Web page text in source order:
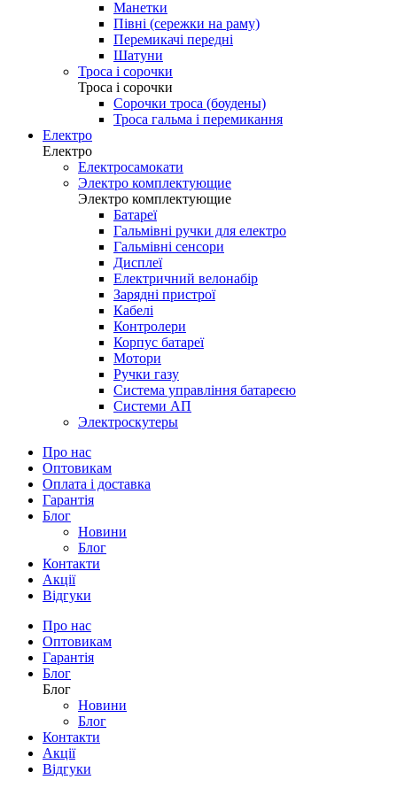
Манетки
Півні (сережки на раму)
Перемикачі передні
Шатуни
Троса і сорочки
Троса і сорочки
Сорочки троса (боудены)
Троса гальма і перемикання
Електро
Електро
Електросамокати
Электро комплектующие
Электро комплектующие
Батареї
Гальмівні ручки для електро
Гальмівні сенсори
Дисплеї
Електричний велонабір
Зарядні пристрої
Кабелі
Контролери
Корпус батареї
Мотори
Ручки газу
Система управління батареєю
Системи АП
Электроскутеры
Про нас
Оптовикам
Оплата і доставка
Гарантія
Блог
Новини
Блог
Контакти
Акції
Відгуки
Про нас
Оптовикам
Гарантія
Блог
Блог
Новини
Блог
Контакти
Акції
Відгуки